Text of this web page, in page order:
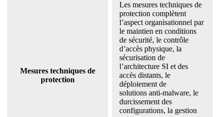
Mesures techniques de
protection
Les mesures techniques de
protection complètent
l’aspect organisationnel par
le maintien en conditions
de sécurité, le contrôle
d’accès physique, la
sécurisation de
l’architecture SI et des
accès distants, le
déploiement de
solutions anti-malware, le
durcissement des
configurations, la gestion